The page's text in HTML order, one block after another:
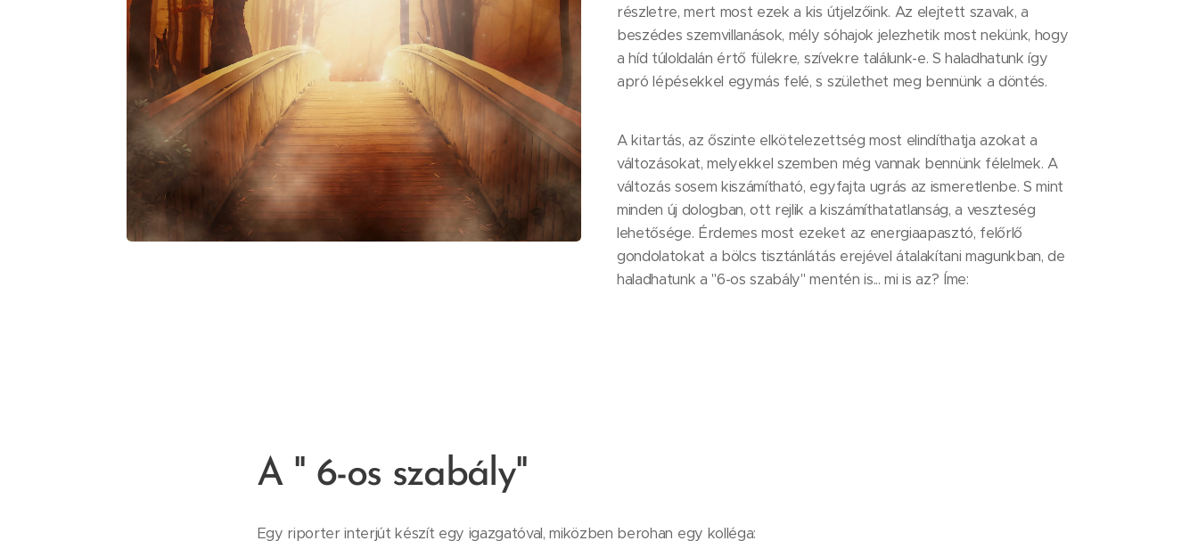
részletre, mert most ezek a kis útjelzőink. Az elejtett szavak, a
beszédes szemvillanások, mély sóhajok jelezhetik most nekünk, hogy
a híd túloldalán értő fülekre, szívekre találunk-e. S haladhatunk így
apró lépésekkel egymás felé, s születhet meg bennünk a döntés.
A kitartás, az őszinte elkötelezettség most elindíthatja azokat a
változásokat, melyekkel szemben még vannak bennünk félelmek. A
változás sosem kiszámítható, egyfajta ugrás az ismeretlenbe. S mint
minden új dologban, ott rejlik a kiszámíthatatlanság, a veszteség
lehetősége. Érdemes most ezeket az energiaapasztó, felőrlő
gondolatokat a bölcs tisztánlátás erejével átalakítani magunkban, de
haladhatunk a "6-os szabály" mentén is... mi is az? Íme:
A " 6-os szabály"
Egy riporter interjút készít egy igazgatóval, miközben berohan egy kolléga: